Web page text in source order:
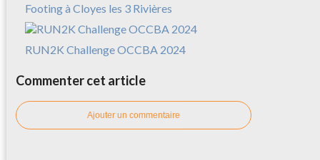
Footing à Cloyes les 3 Rivières
RUN2K Challenge OCCBA 2024
Commenter cet article
Ajouter un commentaire